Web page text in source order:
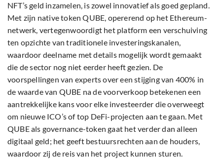
NFT’s geld inzamelen, is zowel innovatief als goed gepland.
Met zijn native token QUBE, opererend op het Ethereum-
netwerk, vertegenwoordigt het platform een verschuiving
ten opzichte van traditionele investeringskanalen,
waardoor deelname met details mogelijk wordt gemaakt
die de sector nog niet eerder heeft gezien. De
voorspellingen van experts over een stijging van 400% in
de waarde van QUBE na de voorverkoop betekenen een
aantrekkelijke kans voor elke investeerder die overweegt
om nieuwe ICO’s of top DeFi-projecten aan te gaan. Met
QUBE als governance-token gaat het verder dan alleen
digitaal geld; het geeft bestuursrechten aan de houders,
waardoor zij de reis van het project kunnen sturen.